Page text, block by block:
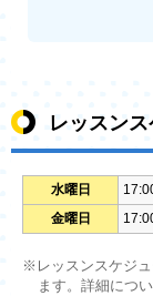
レッスン
水曜日
金曜日
※レッスンスケジ
ます。詳細につ